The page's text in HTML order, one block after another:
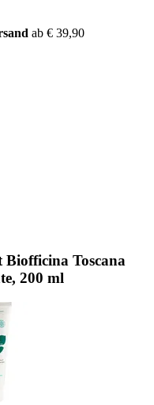
ab € 39,90
Toscana
200 ml